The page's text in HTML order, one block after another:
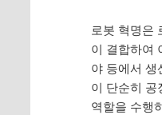
로봇 혁명은
이 결합하여
야 등에서
이 단순히
역할을 수행